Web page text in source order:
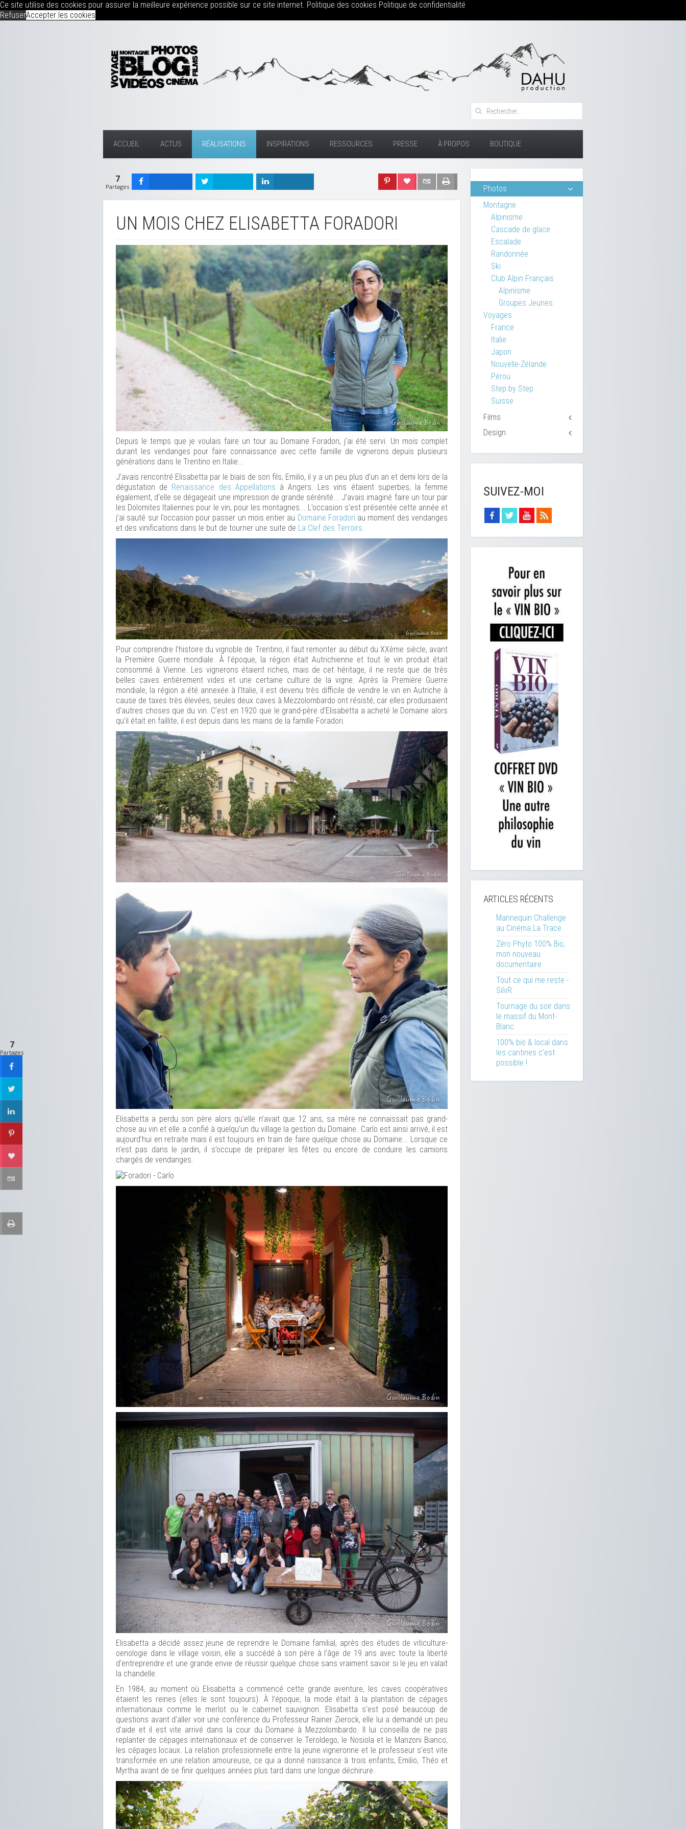
Ce site utilise des cookies pour assurer la meilleure expérience possible sur ce site internet. Politique des cookies Politique de confidentialité
RefuserAccepter les cookies
ACCUEIL ACTUS RÉALISATIONS INSPIRATIONS RESSOURCES PRESSE À PROPOS BOUTIQUE
7
Partages
UN MOIS CHEZ ELISABETTA FORADORI
Depuis le temps que je voulais faire un tour au Domaine Foradori, j'ai été servi. Un mois complet
durant les vendanges pour faire connaissance avec cette famille de vignerons depuis plusieurs
générations dans le Trentino en Italie...
J’avais rencontré Elisabetta par le biais de son fils, Emilio, il y a un peu plus d’un an et demi lors de la
dégustation de Renaissance des Appellations à Angers. Les vins étaient superbes, la femme
également, d’elle se dégageait une impression de grande sérénité... J’avais imaginé faire un tour par
les Dolomites Italiennes pour le vin, pour les montagnes... L’occasion s’est présentée cette année et
j’ai sauté sur l’occasion pour passer un mois entier au Domaine Foradori au moment des vendanges
et des vinifications dans le but de tourner une suite de La Clef des Terroirs.
Pour comprendre l’histoire du vignoble de Trentino, il faut remonter au début du XXème siècle, avant
la Première Guerre mondiale. À l’époque, la région était Autrichienne et tout le vin produit était
consommé à Vienne. Les vignerons étaient riches, mais de cet héritage, il ne reste que de très
belles caves entièrement vides et une certaine culture de la vigne. Après la Première Guerre
mondiale, la région a été annexée à l’Italie, il est devenu très difficile de vendre le vin en Autriche à
cause de taxes très élevées, seules deux caves à Mezzolombardo ont résisté, car elles produisaient
d’autres choses que du vin. C’est en 1920 que le grand-père d’Elisabetta a acheté le Domaine alors
qu’il était en faillite, il est depuis dans les mains de la famille Foradori.
Elisabetta a perdu son père alors qu’elle n’avait que 12 ans, sa mère ne connaissait pas grand-
chose au vin et elle a confié à quelqu’un du village la gestion du Domaine. Carlo est ainsi arrivé, il est
aujourd’hui en retraite mais il est toujours en train de faire quelque chose au Domaine... Lorsque ce
n’est pas dans le jardin, il s’occupe de préparer les fêtes ou encore de conduire les camions
chargés de vendanges.
Elisabetta a décidé assez jeune de reprendre le Domaine familial, après des études de viticulture-
oenologie dans le village voisin, elle a succédé à son père à l’âge de 19 ans avec toute la liberté
d’entreprendre et une grande envie de réussir quelque chose sans vraiment savoir si le jeu en valait
la chandelle.
En 1984, au moment où Elisabetta a commencé cette grande aventure, les caves coopératives
étaient les reines (elles le sont toujours). À l’époque, la mode était à la plantation de cépages
internationaux comme le merlot ou le cabernet sauvignon. Elisabetta s’est posé beaucoup de
questions avant d’aller voir une conférence du Professeur Rainer Zierock, elle lui a demandé un peu
d’aide et il est vite arrivé dans la cour du Domaine à Mezzolombardo. Il lui conseilla de ne pas
replanter de cépages internationaux et de conserver le Teroldego, le Nosiola et le Manzoni Bianco,
les cépages locaux. La relation professionnelle entre la jeune vigneronne et le professeur s’est vite
transformée en une relation amoureuse, ce qui a donné naissance à trois enfants, Emilio, Théo et
Myrtha avant de se finir quelques années plus tard dans une longue déchirure.
Photos
Montagne
Alpinisme
Cascade de glace
Escalade
Randonnée
Ski
Club Alpin Français
Alpinisme
Groupes Jeunes
Voyages
France
Italie
Japon
Nouvelle-Zélande
Pérou
Step by Step
Suisse
Films
Design
SUIVEZ-MOI
ARTICLES RÉCENTS
Mannequin Challenge
au Cinéma La Trace
Zéro Phyto 100% Bio,
mon nouveau
documentaire
Tout ce qui me reste -
SilvR
Tournage du soir dans
le massif du Mont-
Blanc
100% bio & local dans
les cantines c'est
possible !
7
Partages